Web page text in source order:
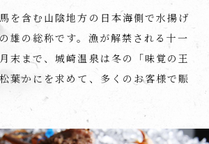
を含む山陰地方の日本海側で水揚げ
雄の総称です。 漁が解禁される十一
末まで、城崎温泉は冬の「味覚の王
松葉かにを求めて、多くのお客様で賑